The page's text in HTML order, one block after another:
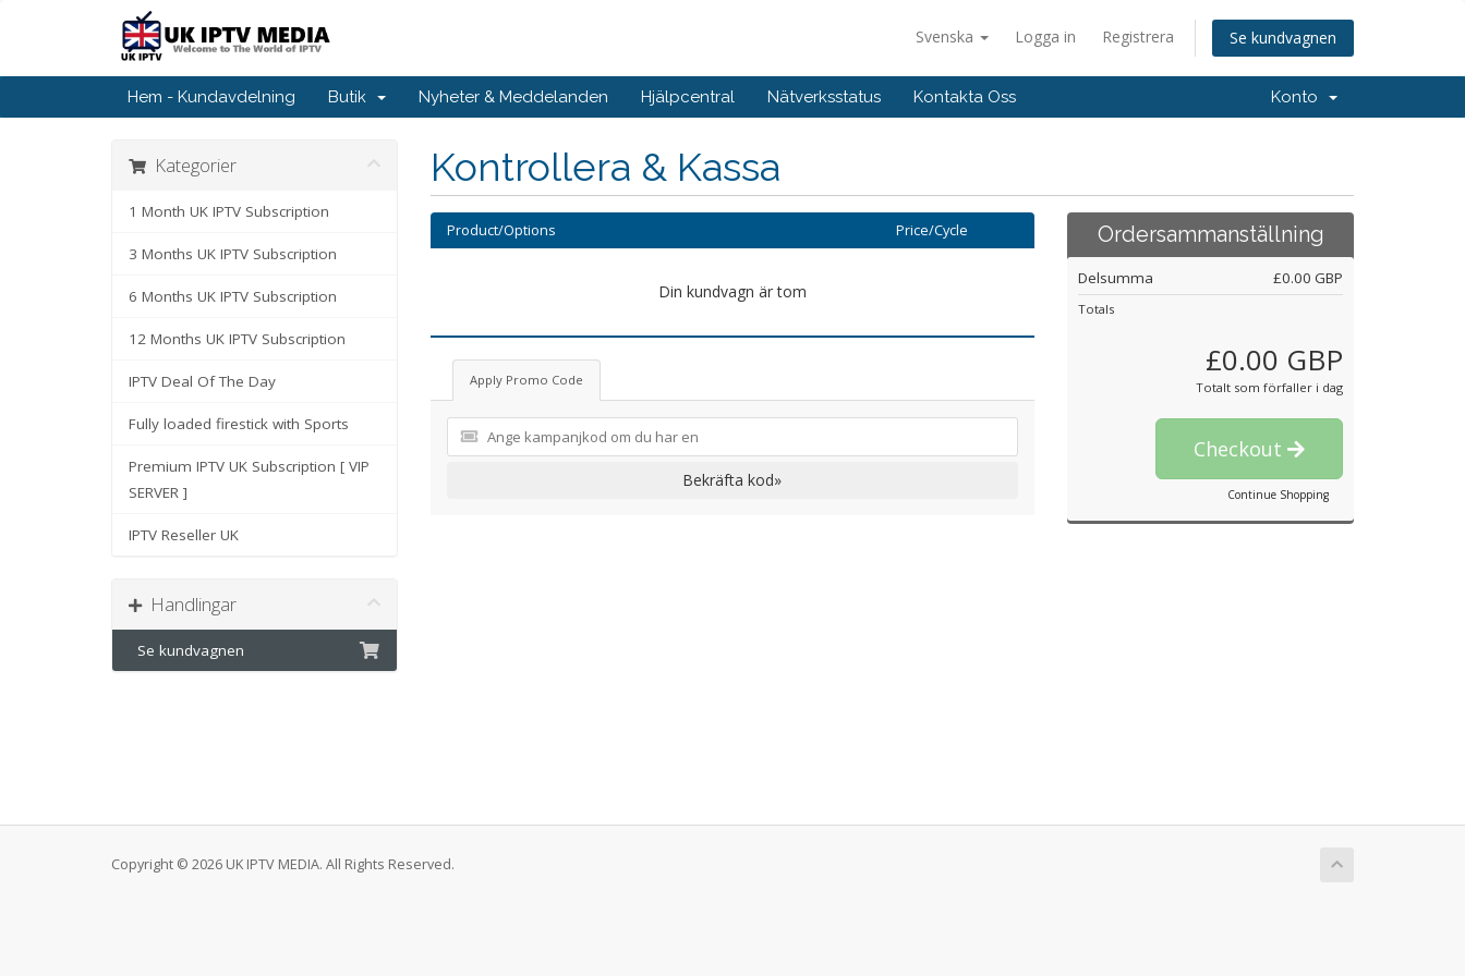
Svenska Logga in Registrera Se kundvagnen
Hem - Kundavdelning Butik Nyheter & Meddelanden Hjälpcentral Nätverksstatus Kontakta Oss Konto
Kontrollera & Kassa
Kategorier
1 Month UK IPTV Subscription
3 Months UK IPTV Subscription
6 Months UK IPTV Subscription
12 Months UK IPTV Subscription
IPTV Deal Of The Day
Fully loaded firestick with Sports
Premium IPTV UK Subscription [ VIP
SERVER ]
IPTV Reseller UK
Handlingar
Se kundvagnen
Product/Options Price/Cycle
Din kundvagn är tom
Apply Promo Code
Bekräfta kod»
Ordersammanställning
Delsumma £0.00 GBP
Totals
£0.00 GBP
Totalt som förfaller i dag
Checkout
Continue Shopping
Copyright © 2026 UK IPTV MEDIA. All Rights Reserved.